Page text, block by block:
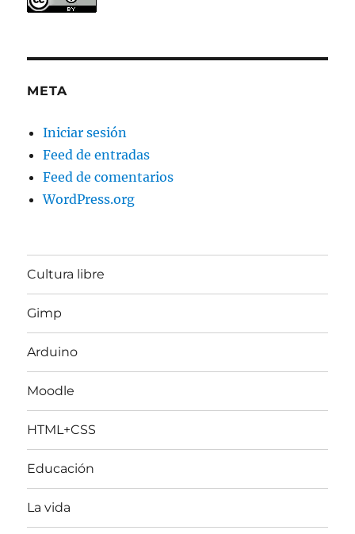
META
Iniciar sesión
Feed de entradas
Feed de comentarios
WordPress.org
Cultura libre
Gimp
Arduino
Moodle
HTML+CSS
Educación
La vida